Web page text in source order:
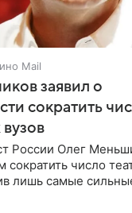
Mail
заявил о
сократить
России Олег
число
лишь самые